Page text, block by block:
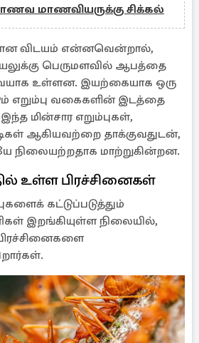
மாணவியருக்கு சிக்கல்
விடயம் என்னவென்றால்,
பெருமளவில் ஆபத்தை
உள்ளன. இயற்கையாக ஒரு
எறும்பு வகைகளின் இடத்தை
மின்சார எறும்புகள்,
ஆகியவற்றை தாக்குவதுடன்,
நிலையற்றதாக மாற்றுகின்றன.
உள்ள பிரச்சினைகள்
கட்டுப்படுத்தும்
இறங்கியுள்ள நிலையில்,